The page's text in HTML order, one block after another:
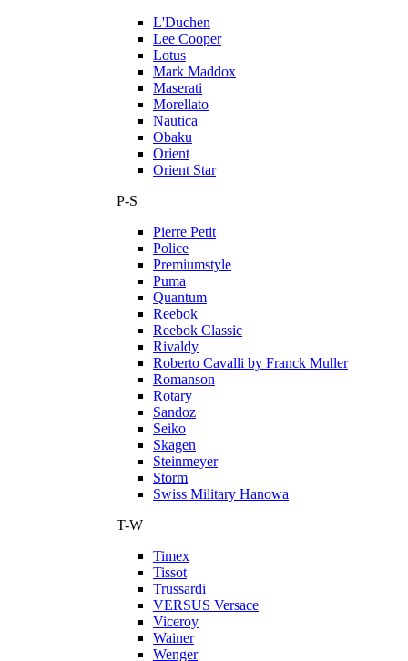
L'Duchen
Lee Cooper
Lotus
Mark Maddox
Maserati
Morellato
Nautica
Obaku
Orient
Orient Star
P-S
Pierre Petit
Police
Premiumstyle
Puma
Quantum
Reebok
Reebok Classic
Rivaldy
Roberto Cavalli by Franck Muller
Romanson
Rotary
Sandoz
Seiko
Skagen
Steinmeyer
Storm
Swiss Military Hanowa
T-W
Timex
Tissot
Trussardi
VERSUS Versace
Viceroy
Wainer
Wenger